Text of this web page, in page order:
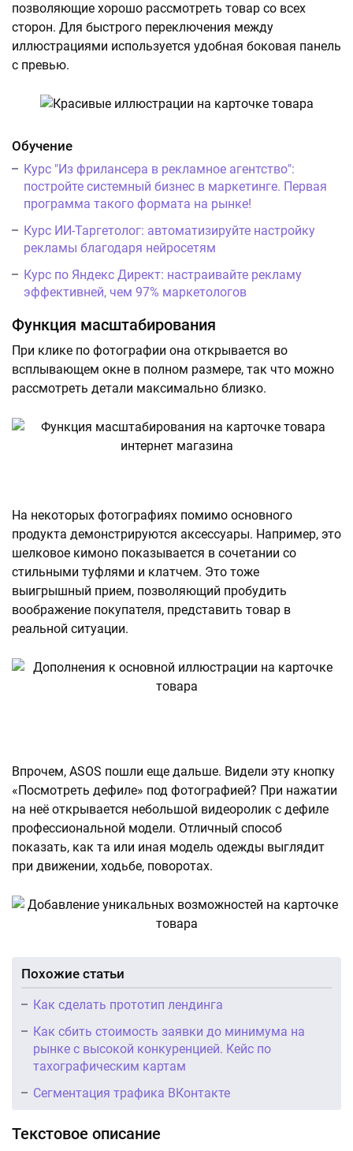
позволяющие хорошо рассмотреть товар со всех
сторон. Для быстрого переключения между
иллюстрациями используется удобная боковая панель
с превью.
Обучение
Курс "Из фрилансера в рекламное агентство":
постройте системный бизнес в маркетинге. Первая
программа такого формата на рынке!
Курс ИИ-Таргетолог: автоматизируйте настройку
рекламы благодаря нейросетям
Курс по Яндекс Директ: настраивайте рекламу
эффективней, чем 97% маркетологов
Функция масштабирования
При клике по фотографии она открывается во
всплывающем окне в полном размере, так что можно
рассмотреть детали максимально близко.
На некоторых фотографиях помимо основного
продукта демонстрируются аксессуары. Например, это
шелковое кимоно показывается в сочетании со
стильными туфлями и клатчем. Это тоже
выигрышный прием, позволяющий пробудить
воображение покупателя, представить товар в
реальной ситуации.
Впрочем, ASOS пошли еще дальше. Видели эту кнопку
«Посмотреть дефиле» под фотографией? При нажатии
на неё открывается небольшой видеоролик с дефиле
профессиональной модели. Отличный способ
показать, как та или иная модель одежды выглядит
при движении, ходьбе, поворотах.
Похожие статьи
Как сделать прототип лендинга
Как сбить стоимость заявки до минимума на
рынке с высокой конкуренцией. Кейс по
тахографическим картам
Сегментация трафика ВКонтакте
Текстовое описание